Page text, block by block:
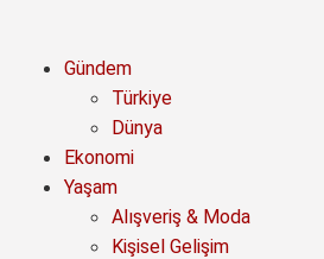
Gündem
Türkiye
Dünya
Ekonomi
Yaşam
Alışveriş & Moda
Kişisel Gelişim